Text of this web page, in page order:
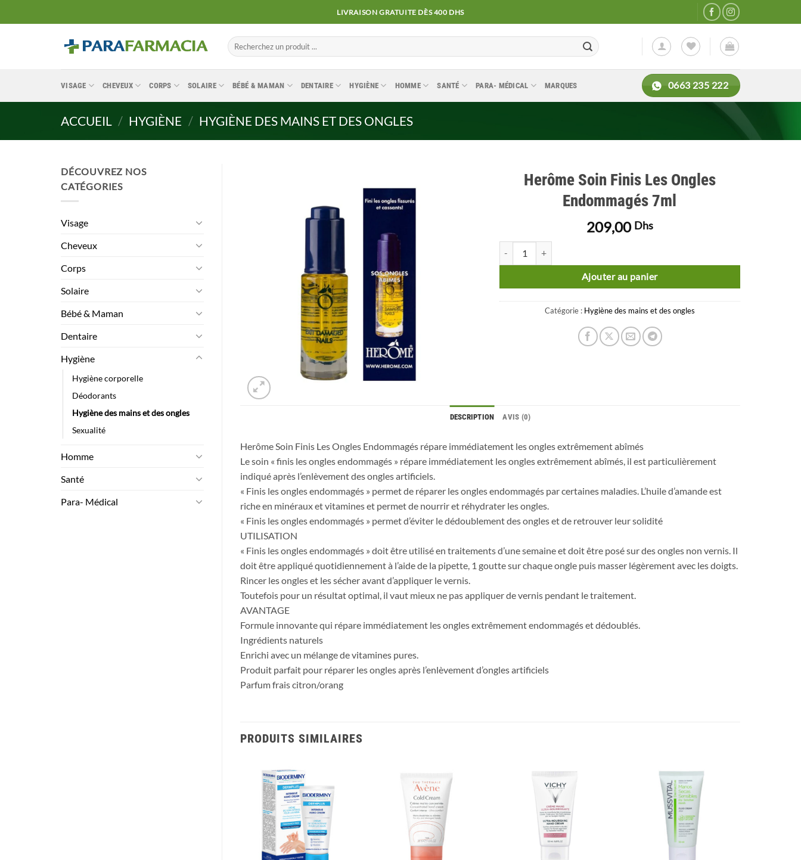
au
LIVRAISON GRATUITE DÈS 400 DHS
Recherche
pour :
VISAGE CHEVEUX CORPS SOLAIRE BÉBÉ & MAMAN DENTAIRE HYGIÈNE HOMME SANTÉ PARA- MÉDICAL MARQUES 0663 235 222
ACCUEIL / HYGIÈNE / HYGIÈNE DES MAINS ET DES ONGLES
DÉCOUVREZ NOS
CATÉGORIES
Visage
Cheveux
Corps
Solaire
Bébé & Maman
Dentaire
Hygiène
Hygiène corporelle
Déodorants
Hygiène des mains et des ongles
Sexualité
Homme
Santé
Para- Médical
Herôme Soin Finis Les Ongles
Endommagés 7ml
209,00 Dhs
Ajouter au panier
Catégorie : Hygiène des mains et des ongles
DESCRIPTION AVIS (0)
Herôme Soin Finis Les Ongles Endommagés répare immédiatement les ongles extrêmement abîmés
Le soin « finis les ongles endommagés » répare immédiatement les ongles extrêmement abîmés, il est particulièrement
indiqué après l’enlèvement des ongles artificiels.
« Finis les ongles endommagés » permet de réparer les ongles endommagés par certaines maladies. L’huile d’amande est
riche en minéraux et vitamines et permet de nourrir et réhydrater les ongles.
« Finis les ongles endommagés » permet d’éviter le dédoublement des ongles et de retrouver leur solidité
UTILISATION
« Finis les ongles endommagés » doit être utilisé en traitements d’une semaine et doit être posé sur des ongles non vernis. Il
doit être appliqué quotidiennement à l’aide de la pipette, 1 goutte sur chaque ongle puis masser légèrement avec les doigts.
Rincer les ongles et les sécher avant d’appliquer le vernis.
Toutefois pour un résultat optimal, il vaut mieux ne pas appliquer de vernis pendant le traitement.
AVANTAGE
Formule innovante qui répare immédiatement les ongles extrêmement endommagés et dédoublés.
Ingrédients naturels
Enrichi avec un mélange de vitamines pures.
Produit parfait pour réparer les ongles après l’enlèvement d’ongles artificiels
Parfum frais citron/orang
PRODUITS SIMILAIRES
Ajouter
à la liste
d’envies